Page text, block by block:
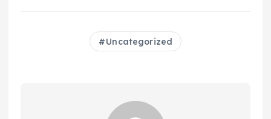
Uncategorized